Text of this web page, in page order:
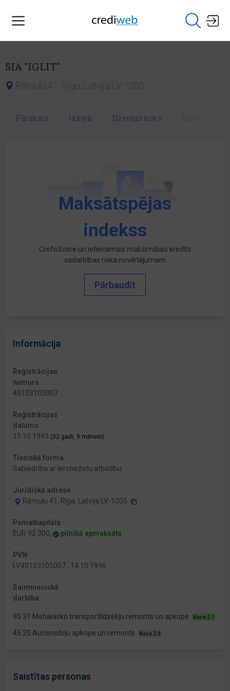
SIA "IGLIT"
Rāmuļu 41, Rīga, Latvija LV-1005
Pārskats Izziņa Dzimtas koks
Maksātspējas
indekss
CrefoScore un ieteicamais maksimālais kredīts
sadarbības riska novērtējumam
Pārbaudīt
Informācija
Reģistrācijas
numurs
40103105007
Reģistrācijas
datums
11.10.1993 (32 gadi, 9 mēneši)
Tiesiskā forma
Sabiedrība ar ierobežotu atbildību
Juridiskā adrese
Rāmuļu 41, Rīga, Latvija LV-1005
Pamatkapitāls
EUR 92 300,
pilnībā apmaksāts
PVN
LV40103105007 , 14.10.1996
Saimnieciskā
darbība
95.31 Mehānisko transportlīdzekļu remonts un apkope Nace 2.1
45.20 Automobiļu apkope un remonts Nace 2.0
Saistītas personas